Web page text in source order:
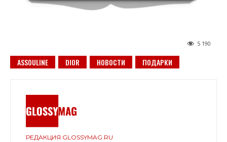
5 190
ASSOULINE DIOR НОВОСТИ ПОДАРКИ
РЕДАКЦИЯ GLOSSYMAG.RU